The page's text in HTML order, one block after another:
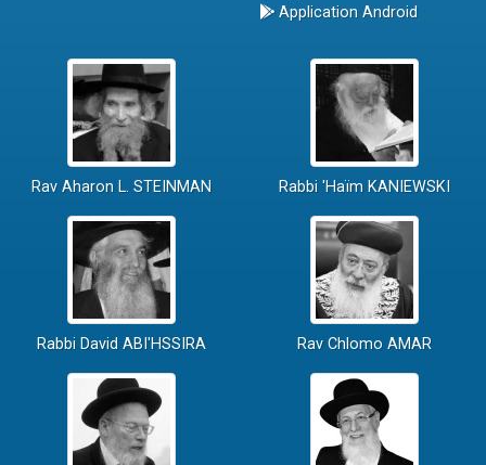
Application Android
Rav Aharon L. STEINMAN Rabbi 'Haïm KANIEWSKI
Rabbi David ABI'HSSIRA Rav Chlomo AMAR